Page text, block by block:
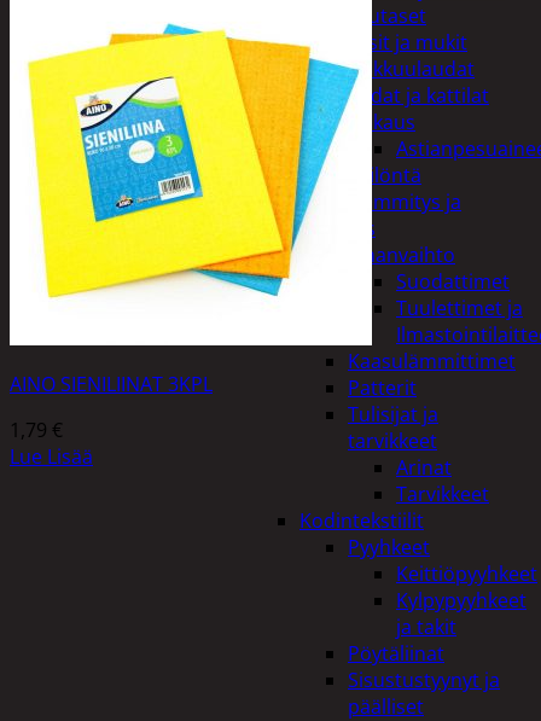
Lautaset
Lasit ja mukit
Leikkuulaudat
Padat ja kattilat
Tiskaus
Säilöntä
Kodin lämmitys ja
tuuletus
Ilmanvaihto
Suodattimet
Tuulettimet ja
Kaasulämmittimet
Patterit
Tulisijat ja
tarvikkeet
Arinat
Tarvikkeet
Kodintekstiilit
Pyyhkeet
Keittiöpyyhkeet
Kylpypyyhkeet
ja takit
Pöytäliinat
Sisustustyynyt ja
päälliset
AINO SIENILIINAT 3KPL
1,79 €
Lue Lisää